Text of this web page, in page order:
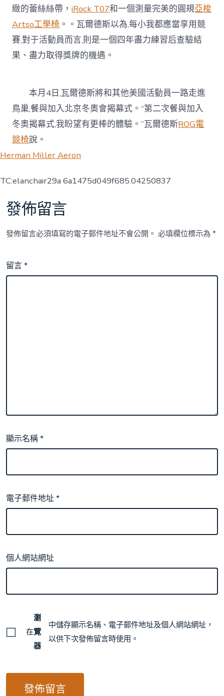
緻的蕾絲絲帶，iRock T07和一個測量完美的圓規亞梭
Artso工學椅 。。瓦爾德斯以為,每小我都應當享用競
賽,對于活動員而言,則是一個四年盡力練習后查驗結
果、盡力取得獎牌的機遇。
本月4日,瓦爾德斯將和其他美國活動員一路走進
鳥巢,餐與加入北京冬奧會揭幕式。“第二次餐與加入
冬奧揭幕式,我盼望有更棒的體驗。”瓦爾德斯ROG電
競椅說。
Herman Miller Aeron
TC:elanchair29a 6a1475d049f685.04250837
發佈留言
發佈留言必須填寫的電子郵件地址不會公開。 必填欄位標示為*
留言*
顯示名稱*
電子郵件地址*
個人網站網址
在
瀏
覽
器
中儲存顯示名稱、電子郵件地址及個人網站網址，
以供下次發佈留言時使用。